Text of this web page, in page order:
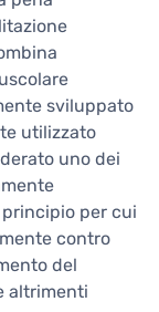
sviluppato
utilizzato
uno dei
per cui
contro
del
altrimenti